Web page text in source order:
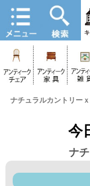
ナチュラルカントリー
今
ナ